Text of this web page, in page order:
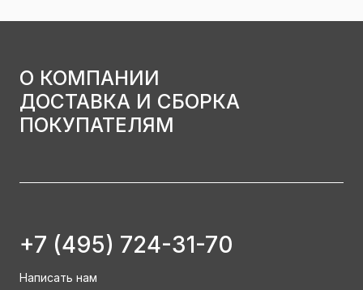
О КОМПАНИИ
ДОСТАВКА И СБОРКА
ПОКУПАТЕЛЯМ
+7 (495) 724-31-70
Написать нам